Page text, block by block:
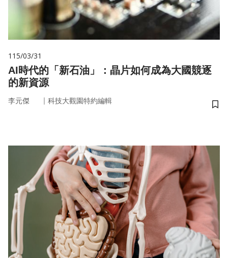
115/03/31
AI時代的「新石油」：晶片如何成為大國競逐
的新資源
李元傑 ｜ 科技大觀園特約編輯
儲